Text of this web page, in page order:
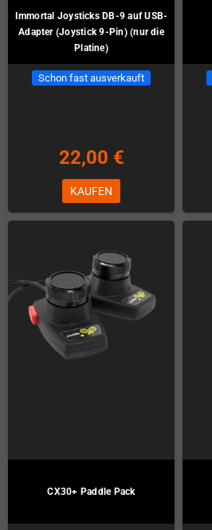
Immortal Joysticks DB-9 auf USB-
Adapter (Joystick 9-Pin) (nur die
Platine)
Schon fast ausverkauft
22,00 €
KAUFEN
CX30+ Paddle Pack